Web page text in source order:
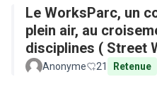
Le WorksParc, un
plein air, au
disciplines ( Street
Parkour)
Anonyme 21 Retenue